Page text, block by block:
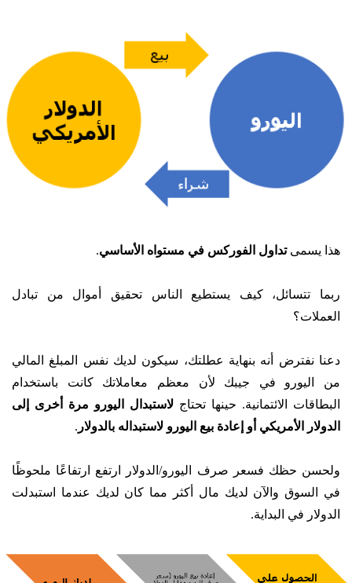
هذا يسمىتداول الفوركس في مستواه الأساسي.
ربما تتسائل، كيف يستطيع الناس تحقيق أموال من تبادل
العملات؟
دعنا نفترض أنه بنهاية عطلتك، سيكون لديك نفس المبلغ المالي
من اليورو في جيبك لأن معظم معاملاتك كانت باستخدام
البطاقات الائتمانية. حينها تحتاج لاستبدال اليورو مرة أخرى إلى
الدولار الأمريكي أو إعادة بيع اليورو لاستبداله بالدولار .
ولحسن حظك فسعر صرف اليورو/الدولار ارتفع ارتفاعًا ملحوظًا
في السوق والآن لديك مال أكثر مما كان لديك عندما استبدلت
الدولار في البداية.